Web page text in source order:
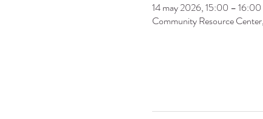
14 may 2026, 15:00 – 16:00
Community Resource